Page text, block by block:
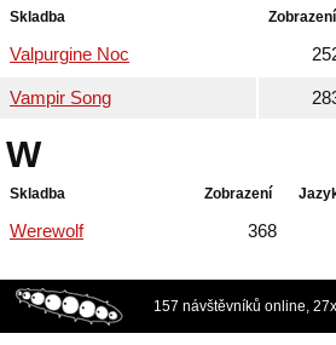
Skladba Zobrazení
Valpurgine Noc
Vampir Song
W
Skladba Zobrazení
Werewolf 368
157 návštěvníků online,